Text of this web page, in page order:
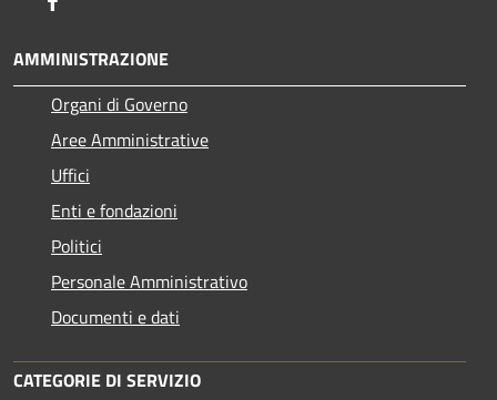
AMMINISTRAZIONE
Organi di Governo
Aree Amministrative
Uffici
Enti e fondazioni
Politici
Personale Amministrativo
Documenti e dati
CATEGORIE DI SERVIZIO